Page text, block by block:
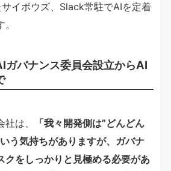
イボウズ、Slack常駐でAIを定着
ガバナンス委員会設立からAI
は、
「我々開発側は”どんどん
う気持ちがありますが、ガバナ
クをしっかりと見極める必要があ